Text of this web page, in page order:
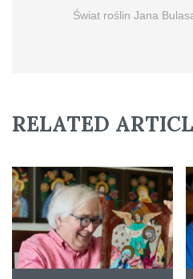
Świat roślin Jana
RELATED